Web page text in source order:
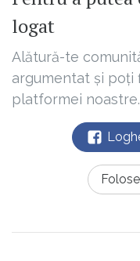
logat
Alătură-te
argumentat și poți
platformei noastre.